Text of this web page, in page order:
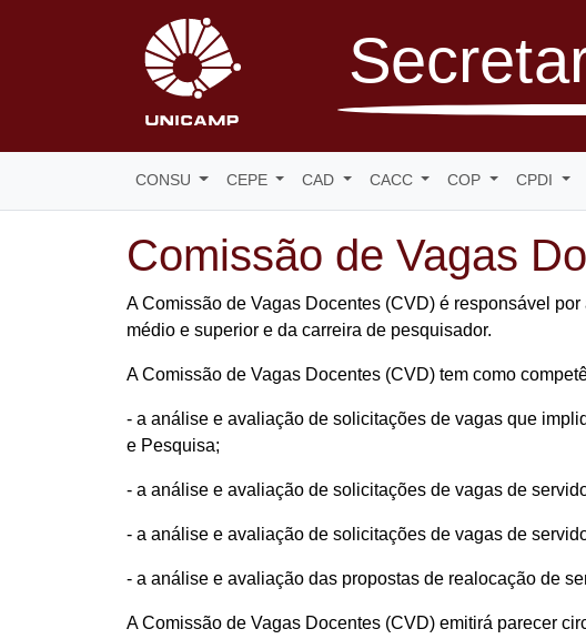
CONSU CEPE CAD CACC COP CPDI
Comissão de Vagas
A Comissão de Vagas Docentes (CVD) é responsável
médio e superior e da carreira de pesquisador.
A Comissão de Vagas Docentes (CVD) tem como
- a análise e avaliação de solicitações de vagas que
e Pesquisa;
- a análise e avaliação de solicitações de vagas de
- a análise e avaliação de solicitações de vagas de
- a análise e avaliação das propostas de realocação de
A Comissão de Vagas Docentes (CVD) emitirá parecer